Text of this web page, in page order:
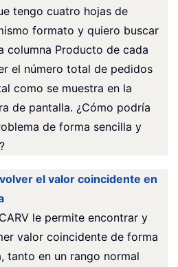
tengo cuatro hojas de
formato y quiero buscar
columna Producto de cada
el número total de pedidos
como se muestra en la
de pantalla. ¿Cómo podría
de forma sencilla y
el valor coincidente en
le permite encontrar y
valor coincidente de forma
tanto en un rango normal